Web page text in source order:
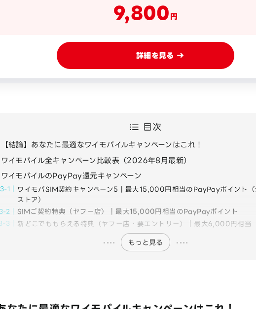
9,800 円
詳細を見る →
目次
【結論】あなたに最適なワイモバイルキャンペーンはこれ！
ワイモバイル全キャンペーン比較表（2026年8月最新）
ワイモバイルのPayPay還元キャンペーン
ワイモバSIM契約キャンペーン5｜最大15,000円相当のPayPayポイント
ストア）
SIMご契約特典（ヤフー店）｜最大15,000円相当のPayPayポイント
新どこでももらえる特典（ヤフー店・要エントリー）｜最大6,000円相当
もっと見る